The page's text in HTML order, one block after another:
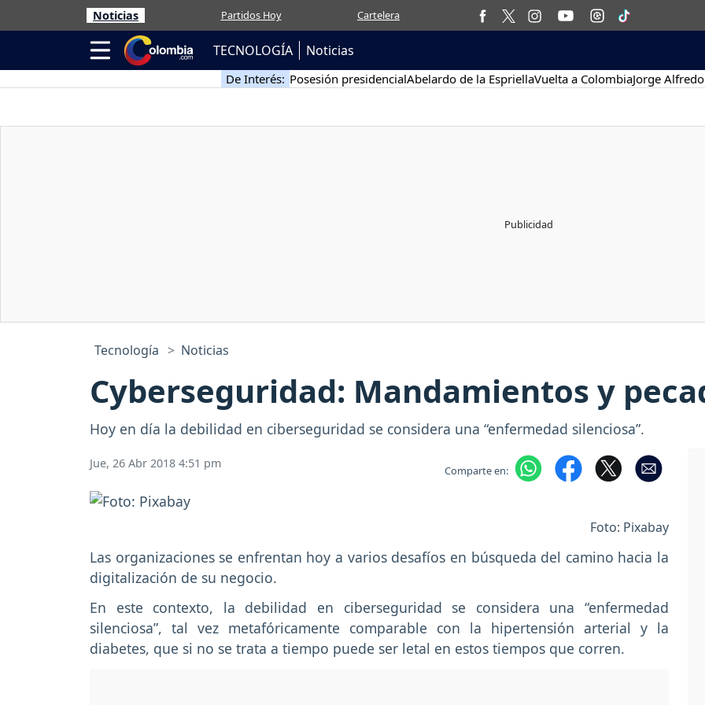
Noticias Partidos Hoy Cartelera
TECNOLOGÍA Noticias
De Interés: Posesión presidencialAbelardo de la EspriellaVuelta a ColombiaJorge
Tecnología Noticias
Cyberseguridad: Mandamientos y
Hoy en día la debilidad en ciberseguridad se considera una “enfermedad silenciosa”.
Jue, 26 Abr 2018 4:51 pm Comparte en:
Foto: Pixabay
Las organizaciones se enfrentan hoy a varios desafíos en búsqueda del camino hacia la
digitalización de su negocio.
En este contexto, la debilidad en ciberseguridad se considera una “enfermedad
silenciosa”, tal vez metafóricamente comparable con la hipertensión arterial y la
diabetes, que si no se trata a tiempo puede ser letal en estos tiempos que corren.